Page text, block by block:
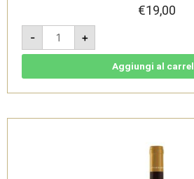
€19,00
-
Misco
2023-
Verdicchio
dei
DOC
-
+
Aggiungi al